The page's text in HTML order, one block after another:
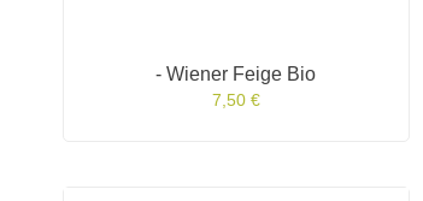
- Wiener Feige Bio
7,50 €